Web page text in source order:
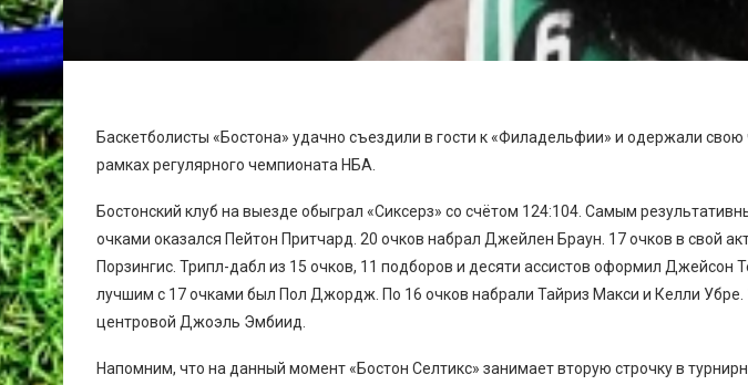
Баскетболисты «Бостона» удачно съездили в гости к «Филадельфии» и одержали свою
рамках регулярного чемпионата НБА.
Бостонский клуб на выезде обыграл «Сиксерз» со счётом 124:104. Самым
очками оказался Пейтон Притчард. 20 очков набрал Джейлен Браун. 17 очков в свой
Порзингис. Трипл-дабл из 15 очков, 11 подборов и десяти ассистов оформил Джейсон
лучшим с 17 очками был Пол Джордж. По 16 очков набрали Тайриз Макси и Келли Убре.
центровой Джоэль Эмбиид.
Напомним, что на данный момент «Бостон Селтикс» занимает вторую строчку в